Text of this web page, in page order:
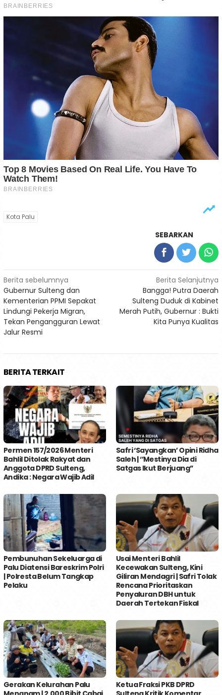
Kota Palu
SEBARKAN
Navigasi
pos
Berita sebelumnya
Gubernur Sulteng dan
Kementerian PPMI Sepakat
Lindungi Pekerja Migran,
Tekan Pengangguran Lewat
Jalur Resmi
Berita Selanjutnya
Bangga! Putra Daerah
Sulteng Duduk di Kabinet
Merah Putih, Gubernur : Bukti
Kita Punya Kualitas
BERITA TERKAIT
Permen 157/2026 Menteri
Bahlil Ditolak Rakyat dan
Anggota DPRD Sulteng,
Andika : Negara Wajib Adil
Safri ‘Sayangkan’ Opini Ridha
Saleh | ‘’Mestinya Dia di
Satgas Ikut Berjuang’’
Pembunuhan Sekeluarga di
Palu Diatensi Bareskrim Polri
| Polresta Belum Tangkap
Pelaku
Usai Menteri Bahlil
Kecewakan Sulteng, Kini
Giliran Mendagri | Safri Tolak
Rencana Prioritaskan
Penyaluran DBH untuk
Daerah Tertekan Fiskal
Gerakan Kelurahan Palu
Ketua Fraksi PKB DPRD